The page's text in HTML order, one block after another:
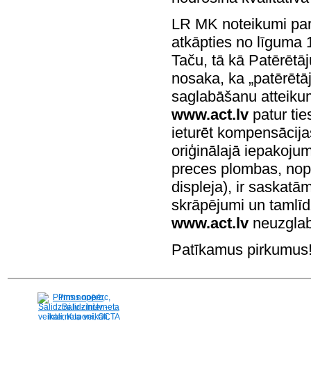
LR MK noteikumi
atkāpties no līguma
Taču, tā kā
nosaka, ka
saglabāšanu
www.act.lv patur
ieturēt
oriģinālajā
preces plombas,
displeja), ir
skrāpējumi un
www.act.lv
Patīkamus
Pirms nopērc,
Salidzini.lv - Interneta
veikali, Kuponi, OCTA